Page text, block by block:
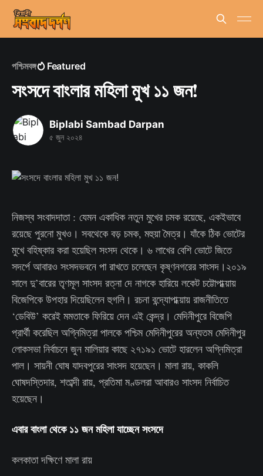
পশ্চিমবঙ্গ Featured
সংসদে বাংলার মহিলা মুখ ১১ জন!
Biplabi Sambad Darpan
৫ জুন ২০২৪
নিজস্ব সংবাদদাতা : যেমন একাধিক নতুন মুখের চমক রয়েছে, একইভাবে
রয়েছে পুরনো মুখও। সবথেকে বড় চমক, মহুয়া মৈত্র। যাঁকে ঠিক ভোটের
মুখে বহিষ্কার করা হয়েছিল সংসদ থেকে। ৬ লাখের বেশি ভোটে জিতে
সদর্পে আবারও সংসদভবনে পা রাখতে চলেছেন কৃষ্ণনগরের সাংসদ।২০১৯
সালে দু’বারের তৃণমূল সাংসদ রত্না দে নাগকে হারিয়ে লকেট চট্টোপাধ্য়ায়
বিজেপিকে উপহার দিয়েছিলেন হুগলি। রচনা বন্দ্যোপাধ্য়ায় রাজনীতিতে
‘ডেবিউ’ করেই মমতাকে ফিরিয়ে দেন এই কেন্দ্র। মেদিনীপুরে বিজেপি
প্রার্থী করেছিল অগ্নিমিত্রা পালকে পশ্চিম মেদিনীপুরের অন্যতম মেদিনীপুর
লোকসভা নির্বাচনে জুন মালিয়ার কাছে ২৭১৯১ ভোটে হারলেন অগ্নিমিত্রা
পাল। সায়নী ঘোষ যাদবপুরের সাংসদ হয়েছেন। মালা রায়, কাকলি
ঘোষদস্তিদার, শতাব্দী রায়, প্রতিমা মণ্ডলরা আবারও সাংসদ নির্বাচিত
হয়েছেন।
এবার বাংলা থেকে ১১ জন মহিলা যাচ্ছেন সংসদে
কলকাতা দক্ষিণে মালা রায়